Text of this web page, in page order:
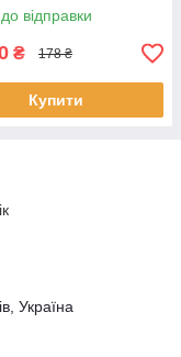
відправки
₴ 178 ₴
Купити
Україна